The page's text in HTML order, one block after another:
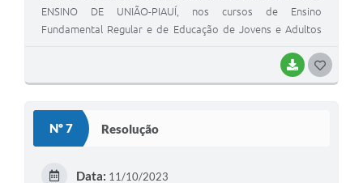
BAIXAR
ENSINO DE UNIÃO-PIAUÍ, nos cursos de Ensino
Fundamental Regular e de Educação de Jovens e Adultos
Nº 7 Resolução
Data: 11/10/2023